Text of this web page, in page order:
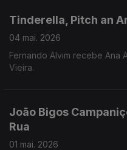
Tinderella, Pitch an
04 mai. 2026
Fernando Alvim recebe Ana
Vieira.
João Bigos
Rua
01 mai. 2026